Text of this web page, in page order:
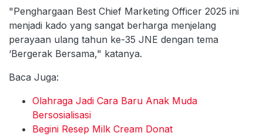
"Penghargaan Best Chief Marketing Officer 2025 ini
menjadi kado yang sangat berharga menjelang
perayaan ulang tahun ke-35 JNE dengan tema
‘Bergerak Bersama," katanya.
Baca Juga:
Olahraga Jadi Cara Baru Anak Muda
Bersosialisasi
Begini Resep Milk Cream Donat